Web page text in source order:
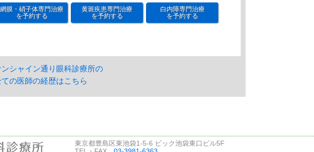
網膜・硝子体専門治療
を予約する
黄斑疾患専門治療
を予約する
白内障専門治療
を予約する
シャイン通り眼科診療所の
ての医師の経歴はこちら
東京都豊島区東池袋1-5-6 ビック池袋東口ビル5F